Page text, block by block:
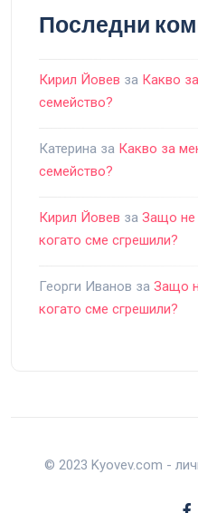
Последни
Кирил Йовев за Какво
семейство?
Катерина за Какво за
семейство?
Кирил Йовев за Защо не
когато сме сгрешили?
Георги Иванов за Защо
когато сме сгрешили?
© 2023 Kyovev.com -